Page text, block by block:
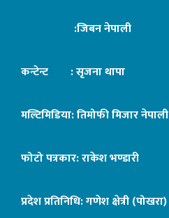
:जिबन नेपाली
कन्टेन्ट : सृजना थापा
मल्टिमिडिया: तिमोफी मिजार नेपाली
फोटो पत्रकार: राकेश भण्डारी
प्रदेश प्रतिनिधि: गणेश क्षेत्री (पोखरा)